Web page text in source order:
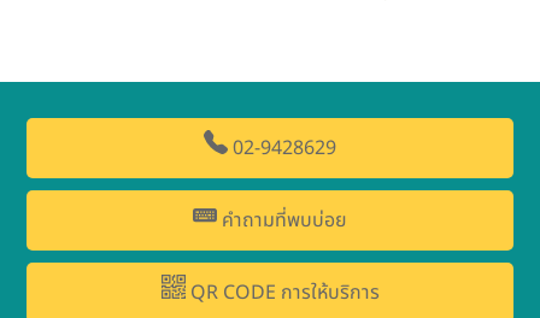
02-9428629
คำถามที่พบบ่อย
QR CODE การให้บริการ